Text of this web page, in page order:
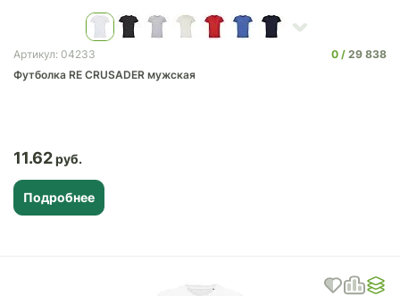
Артикул: 04233 0
29 838
Футболка RE CRUSADER мужская
11.62
Подробнее